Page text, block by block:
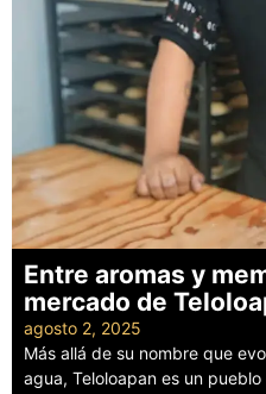
Entre aromas y
mercado de
agosto 2, 2025
Más allá de su nombre que
agua, Teloloapan es un